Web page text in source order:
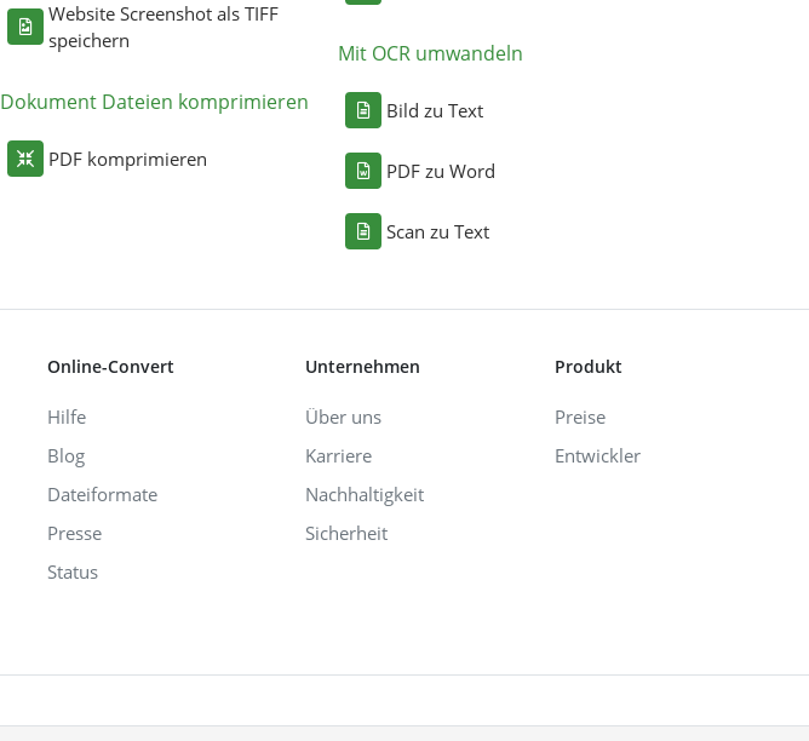
Website Screenshot als TIFF
speichern
Dokument Dateien komprimieren
PDF komprimieren
Mit OCR umwandeln
Bild zu Text
PDF zu Word
Scan zu Text
Online-Convert
Hilfe
Blog
Dateiformate
Presse
Status
Unternehmen
Über uns
Karriere
Nachhaltigkeit
Sicherheit
Produkt
Preise
Entwickler